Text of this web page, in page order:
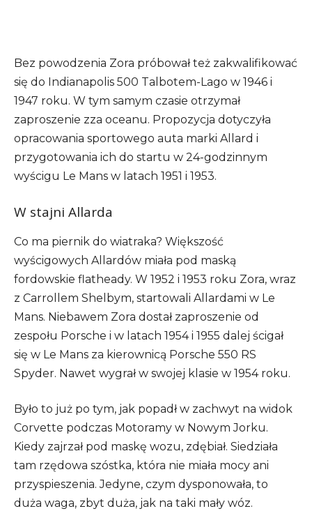
Bez powodzenia Zora próbował też zakwalifikować
się do Indianapolis 500 Talbotem-Lago w 1946 i
1947 roku. W tym samym czasie otrzymał
zaproszenie zza oceanu. Propozycja dotyczyła
opracowania sportowego auta marki Allard i
przygotowania ich do startu w 24-godzinnym
wyścigu Le Mans w latach 1951 i 1953.
W stajni Allarda
Co ma piernik do wiatraka? Większość
wyścigowych Allardów miała pod maską
fordowskie flatheady. W 1952 i 1953 roku Zora, wraz
z Carrollem Shelbym, startowali Allardami w Le
Mans. Niebawem Zora dostał zaproszenie od
zespołu Porsche i w latach 1954 i 1955 dalej ścigał
się w Le Mans za kierownicą Porsche 550 RS
Spyder. Nawet wygrał w swojej klasie w 1954 roku.
Było to już po tym, jak popadł w zachwyt na widok
Corvette podczas Motoramy w Nowym Jorku.
Kiedy zajrzał pod maskę wozu, zdębiał. Siedziała
tam rzędowa szóstka, która nie miała mocy ani
przyspieszenia. Jedyne, czym dysponowała, to
duża waga, zbyt duża, jak na taki mały wóz.